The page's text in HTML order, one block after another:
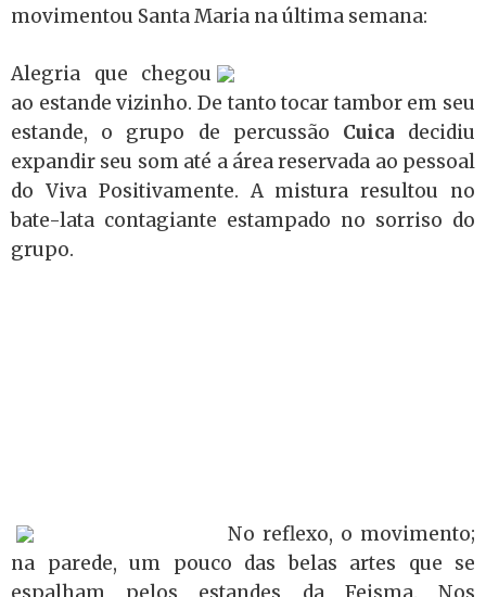
movimentou Santa Maria na última semana:
Alegria que chegou
ao estande vizinho. De tanto tocar tambor em seu
estande, o grupo de percussão Cuica decidiu
expandir seu som até a área reservada ao pessoal
do Viva Positivamente. A mistura resultou no
bate-lata contagiante estampado no sorriso do
grupo.
No reflexo, o movimento;
na parede, um pouco das belas artes que se